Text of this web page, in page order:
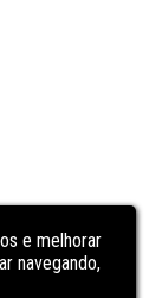
e melhorar
navegando,